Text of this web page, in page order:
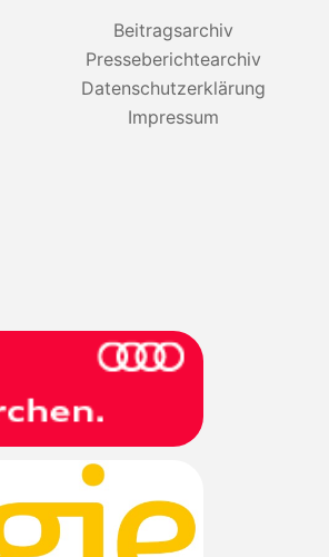
Beitragsarchiv
Presseberichtearchiv
Datenschutzerklärung
Impressum